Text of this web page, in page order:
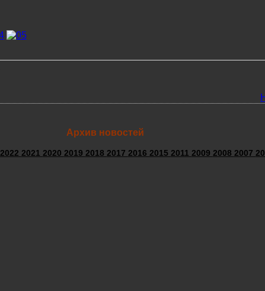
Архив новостей
2022 2021 2020 2019 2018 2017 2016 2015 2011 2009 2008 2007